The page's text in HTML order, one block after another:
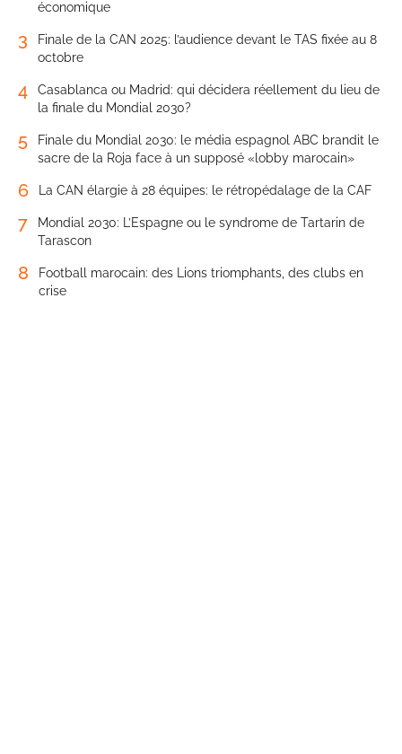
économique
3
Finale de la CAN 2025: l’audience devant le TAS fixée au 8
octobre
4
Casablanca ou Madrid: qui décidera réellement du lieu de
la finale du Mondial 2030?
5
Finale du Mondial 2030: le média espagnol ABC brandit le
sacre de la Roja face à un supposé «lobby marocain»
6 La CAN élargie à 28 équipes: le rétropédalage de la CAF
7
Mondial 2030: L’Espagne ou le syndrome de Tartarin de
Tarascon
8
Football marocain: des Lions triomphants, des clubs en
crise